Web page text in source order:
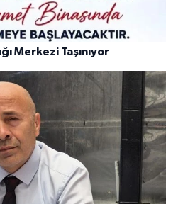
Merkezi Taşınıyor